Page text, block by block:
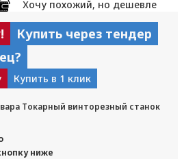
Хочу похожий, но дешевле
Купить через тендер
Купить в 1 клик
Токарный винторезный станок
ниже